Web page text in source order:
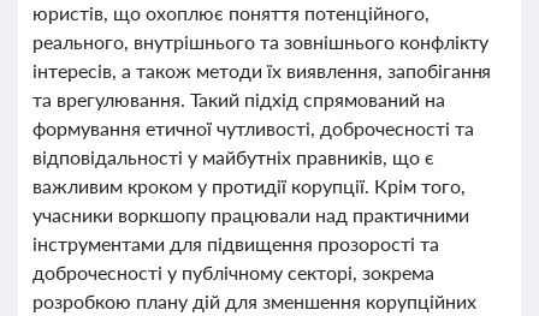
юристів, що охоплює поняття потенційного,
реального, внутрішнього та зовнішнього конфлікту
інтересів, а також методи їх виявлення, запобігання
та врегулювання. Такий підхід спрямований на
формування етичної чутливості, доброчесності та
відповідальності у майбутніх правників, що є
важливим кроком у протидії корупції. Крім того,
учасники воркшопу працювали над практичними
інструментами для підвищення прозорості та
доброчесності у публічному секторі, зокрема
розробкою плану дій для зменшення корупційних